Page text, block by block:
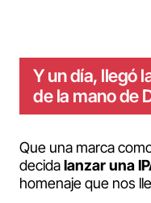
Y un día, llegó
de la mano de
Que una marca
decidalanzar una
homenaje que nos